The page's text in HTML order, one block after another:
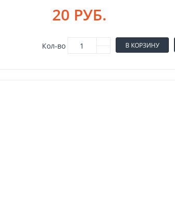
20 РУБ.
Кол-во В КОРЗИНУ